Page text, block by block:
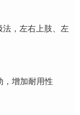
，左右上肢、左
，增加耐用性